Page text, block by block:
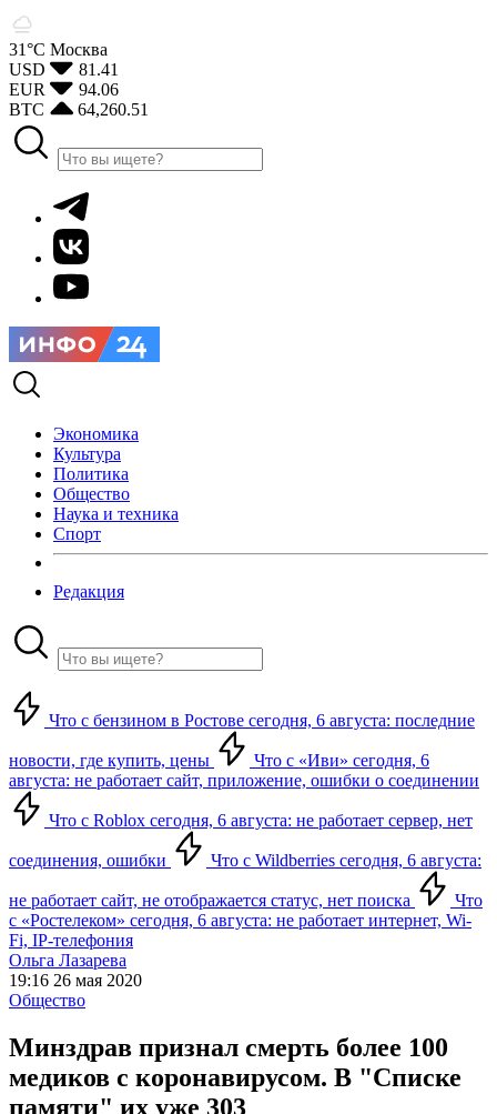
31°С Москва
USD
81.41
EUR
94.06
BTC
64,260.51
Экономика
Культура
Политика
Общество
Наука и техника
Спорт
Редакция
Что с бензином в Ростове сегодня, 6 августа: последние
новости, где купить, цены
Что с «Иви» сегодня, 6
августа: не работает сайт, приложение, ошибки о соединении
Что с Roblox сегодня, 6 августа: не работает сервер, нет
соединения, ошибки Что с Wildberries сегодня, 6 августа:
не работает сайт, не отображается статус, нет поиска
Что
с «Ростелеком» сегодня, 6 августа: не работает интернет, Wi-
Fi, IP-телефония
Ольга Лазарева
19:16 26 мая 2020
Общество
Минздрав признал смерть более 100
медиков с коронавирусом. В "Списке
памяти" их уже 303